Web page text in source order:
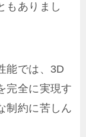
もありまし
能では、3D
完全に実現す
制約に苦しん